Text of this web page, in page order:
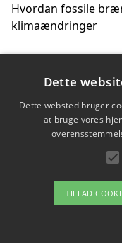
Hvordan fossile
klimaændringer
vores perspektiv
Om /
Dette
Dette websted bruger
at bruge vores
TILLAD